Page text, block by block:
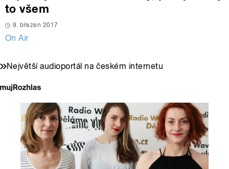
to všem
9. březen 2017
On Air
Největší audioportál na českém internetu